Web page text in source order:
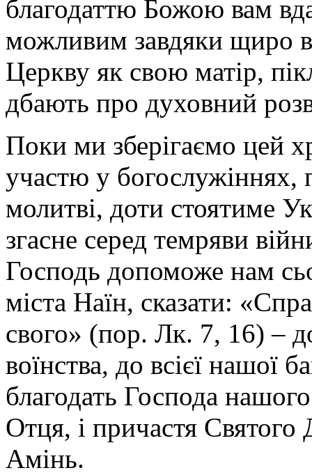
благодаттю Божою вам
можливим завдяки щиро
Церкву як свою матір,
дбають про духовний
Поки ми зберігаємо цей
участю у богослужіннях,
молитві, доти стоятиме
згасне серед темряви
Господь допоможе нам
міста Наїн, сказати:
свого» (пор. Лк. 7, 16) –
воїнства, до всієї нашої
благодать Господа
Отця, і причастя Святого
Амінь.